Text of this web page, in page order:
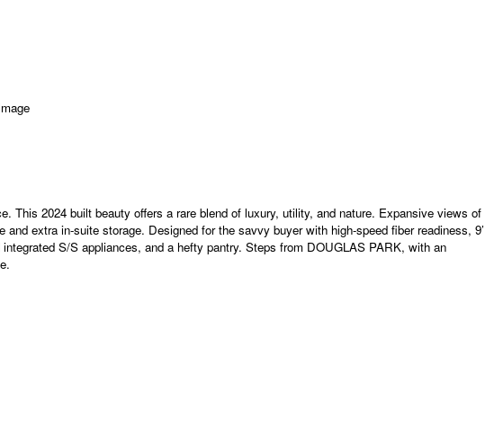
2024 built beauty offers a rare blend of luxury, utility, and nature. Expansive views of
extra in-suite storage. Designed for the savvy buyer with high-speed fiber readiness, 9’
S/S appliances, and a hefty pantry. Steps from DOUGLAS PARK, with an